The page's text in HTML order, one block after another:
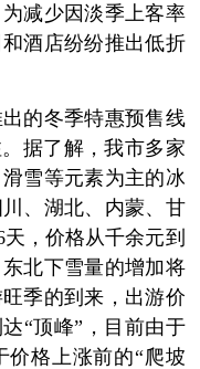
减少因淡季上客率
酒店纷纷推出低折
的冬季特惠预售线
据了解，我市多家
雪等元素为主的冰
、湖北、内蒙、甘
，价格从千余元到
北下雪量的增加将
季的到来，出游价
“顶峰”，目前由于
价格上涨前的“爬坡